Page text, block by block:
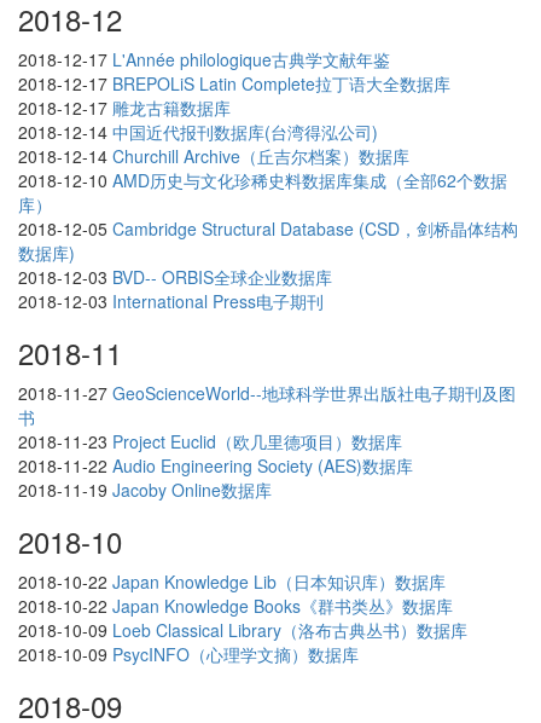
2018-12
2018-12-17 L'Année philologique古典学文献年鉴
2018-12-17 BREPOLiS Latin Complete拉丁语大全数据库
2018-12-17 雕龙古籍数据库
2018-12-14 中国近代报刊数据库(台湾得泓公司)
2018-12-14 Churchill Archive（丘吉尔档案）数据库
2018-12-10 AMD历史与文化珍稀史料数据库集成（全部62个数据
库）
2018-12-05 Cambridge Structural Database (CSD，剑桥晶体结构
数据库)
2018-12-03 BVD-- ORBIS全球企业数据库
2018-12-03 International Press电子期刊
2018-11
2018-11-27 GeoScienceWorld--地球科学世界出版社电子期刊及图
书
2018-11-23 Project Euclid（欧几里德项目）数据库
2018-11-22 Audio Engineering Society (AES)数据库
2018-11-19 Jacoby Online数据库
2018-10
2018-10-22 Japan Knowledge Lib（日本知识库）数据库
2018-10-22 Japan Knowledge Books《群书类丛》数据库
2018-10-09 Loeb Classical Library（洛布古典丛书）数据库
2018-10-09 PsycINFO（心理学文摘）数据库
2018-09